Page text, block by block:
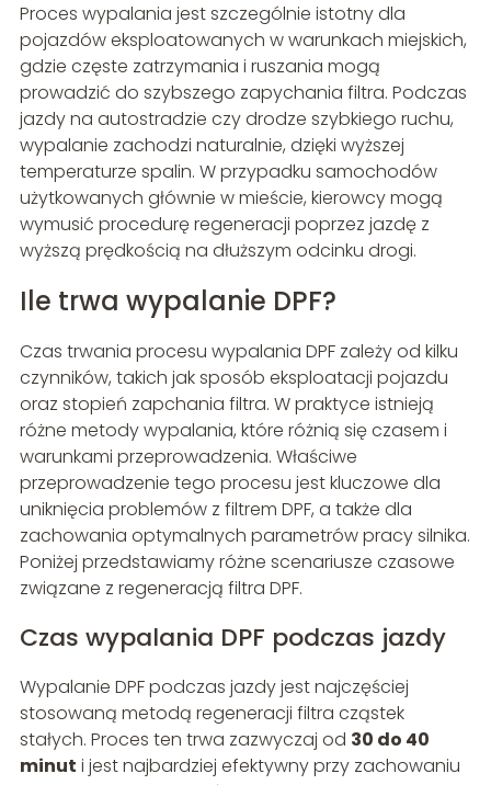
Proces wypalania jest szczególnie istotny dla
pojazdów eksploatowanych w warunkach miejskich,
gdzie częste zatrzymania i ruszania mogą
prowadzić do szybszego zapychania filtra. Podczas
jazdy na autostradzie czy drodze szybkiego ruchu,
wypalanie zachodzi naturalnie, dzięki wyższej
temperaturze spalin. W przypadku samochodów
użytkowanych głównie w mieście, kierowcy mogą
wymusić procedurę regeneracji poprzez jazdę z
wyższą prędkością na dłuższym odcinku drogi.
Ile trwa wypalanie DPF?
Czas trwania procesu wypalania DPF zależy od kilku
czynników, takich jak sposób eksploatacji pojazdu
oraz stopień zapchania filtra. W praktyce istnieją
różne metody wypalania, które różnią się czasem i
warunkami przeprowadzenia. Właściwe
przeprowadzenie tego procesu jest kluczowe dla
uniknięcia problemów z filtrem DPF, a także dla
zachowania optymalnych parametrów pracy silnika.
Poniżej przedstawiamy różne scenariusze czasowe
związane z regeneracją filtra DPF.
Czas wypalania DPF podczas jazdy
Wypalanie DPF podczas jazdy jest najczęściej
stosowaną metodą regeneracji filtra cząstek
stałych. Proces ten trwa zazwyczaj od 30 do 40
minut i jest najbardziej efektywny przy zachowaniu